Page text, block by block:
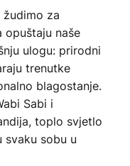
za
opuštaju naše
ulogu: prirodni
trenutke
blagostanje.
Sabi i
toplo svjetlo
svaku sobu u